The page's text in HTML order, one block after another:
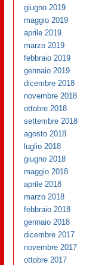
giugno 2019
maggio 2019
aprile 2019
marzo 2019
febbraio 2019
gennaio 2019
dicembre 2018
novembre 2018
ottobre 2018
settembre 2018
agosto 2018
luglio 2018
giugno 2018
maggio 2018
aprile 2018
marzo 2018
febbraio 2018
gennaio 2018
dicembre 2017
novembre 2017
ottobre 2017